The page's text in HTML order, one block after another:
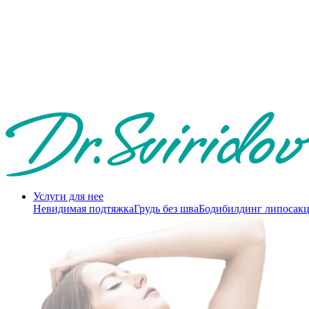
Услуги для нее
Невидимая подтяжкаГрудь без шваБодибилдинг